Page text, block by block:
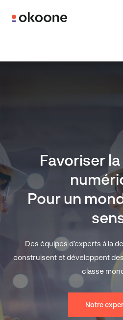
A
Favoriser
Pour un
Des équipes d’experts à la
construisent et développent
classe
Notre